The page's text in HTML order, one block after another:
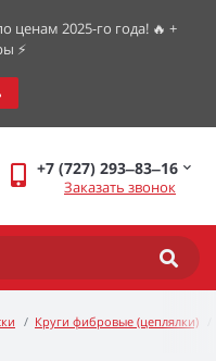
ценам 2025-го года! 🔥 +
⚡️
+7 (727) 293‒83‒16
Заказать звонок
Круги фибровые (цеплялки)